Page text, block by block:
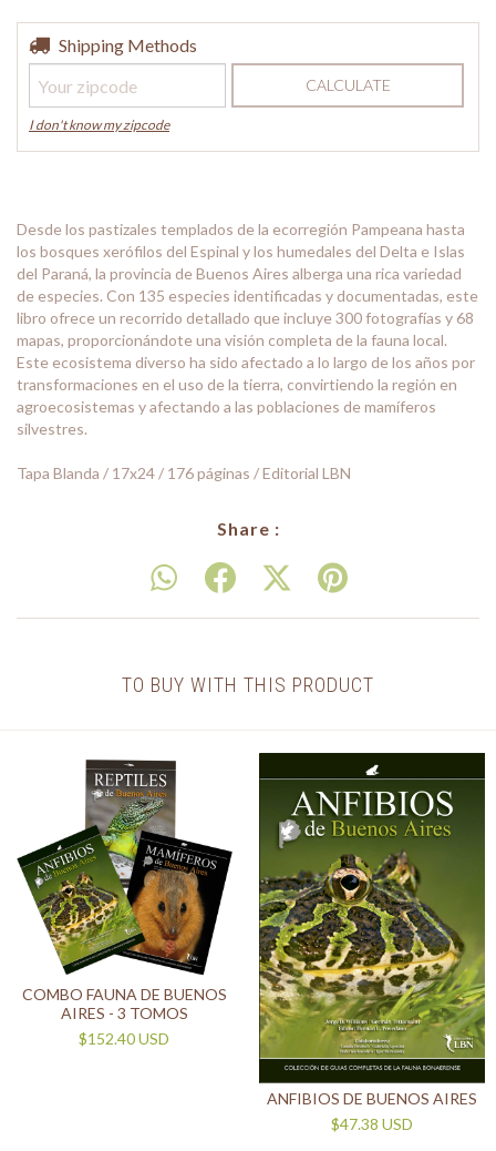
Shipping for zipcode:
Shipping Methods
CALCULATE
I don't know my zipcode
Desde los pastizales templados de la ecorregión Pampeana hasta
los bosques xerófilos del Espinal y los humedales del Delta e Islas
del Paraná, la provincia de Buenos Aires alberga una rica variedad
de especies. Con 135 especies identificadas y documentadas, este
libro ofrece un recorrido detallado que incluye 300 fotografías y 68
mapas, proporcionándote una visión completa de la fauna local.
Este ecosistema diverso ha sido afectado a lo largo de los años por
transformaciones en el uso de la tierra, convirtiendo la región en
agroecosistemas y afectando a las poblaciones de mamíferos
silvestres.
Tapa Blanda / 17x24 / 176 páginas / Editorial LBN
Share :
TO BUY WITH THIS PRODUCT
COMBO FAUNA DE BUENOS
AIRES - 3 TOMOS
$152.40 USD
ANFIBIOS DE BUENOS AIRES
$47.38 USD